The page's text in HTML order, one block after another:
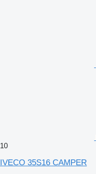
10
IVECO 35S16 CAMPER